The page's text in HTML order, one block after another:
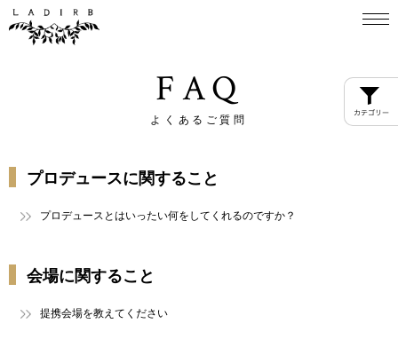
FAQ
よくあるご質問
プロデュースに関すること
プロデュースとはいったい何をしてくれるのですか？
会場に関すること
提携会場を教えてください